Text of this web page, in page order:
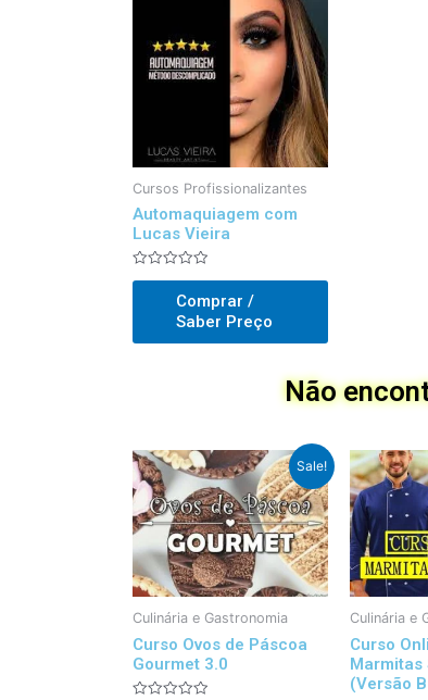
Cursos Profissionalizantes
Automaquiagem com
Lucas Vieira
Avaliado
Comprar /
Saber Preço
Não
Sale!
Culinária e Gastronomia
Curso Ovos de Páscoa
Gourmet 3.0
Preço
Original
foi:
R$169,00.
Preço
atual
é:
R$87,00.
Culinária e
Curso
Marmitas
(Versão